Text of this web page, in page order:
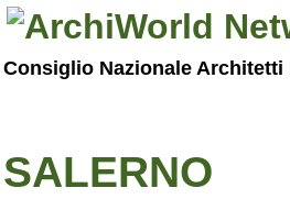
Consiglio Nazionale
SALERNO